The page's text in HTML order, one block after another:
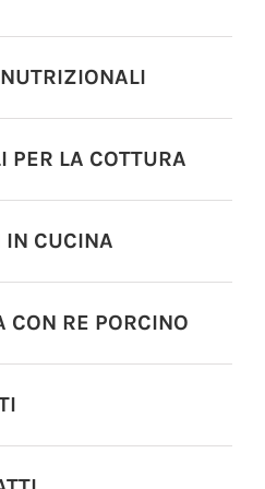
PER LA COTTURA
IN CUCINA
CON RE PORCINO